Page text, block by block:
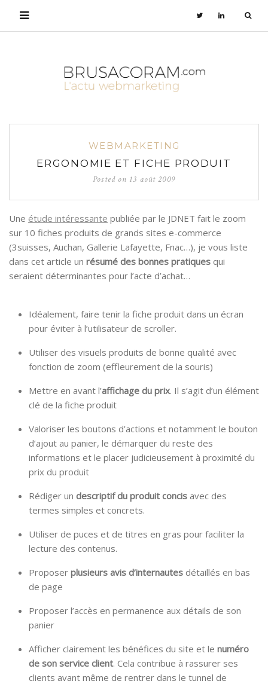
WEBMARKETING
ERGONOMIE ET FICHE PRODUIT
Posted on 13 août 2009
Une étude intéressante publiée par le JDNET fait le zoom
sur 10 fiches produits de grands sites e-commerce
(3suisses, Auchan, Gallerie Lafayette, Fnac…), je vous liste
dans cet article un résumé des bonnes pratiques qui
seraient déterminantes pour l’acte d’achat…
Idéalement, faire tenir la fiche produit dans un écran
pour éviter à l’utilisateur de scroller.
Utiliser des visuels produits de bonne qualité avec
fonction de zoom (effleurement de la souris)
Mettre en avant l’affichage du prix. Il s’agit d’un élément
clé de la fiche produit
Valoriser les boutons d’actions et notamment le bouton
d’ajout au panier, le démarquer du reste des
informations et le placer judicieusement à proximité du
prix du produit
Rédiger un descriptif du produit concis avec des
termes simples et concrets.
Utiliser de puces et de titres en gras pour faciliter la
lecture des contenus.
Proposer plusieurs avis d’internautes détaillés en bas
de page
Proposer l’accès en permanence aux détails de son
panier
Afficher clairement les bénéfices du site et le numéro
de son service client. Cela contribue à rassurer ses
clients avant même de rentrer dans le tunnel de